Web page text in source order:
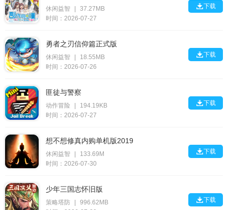
休闲益智
37.27MB
时间：2026-07-27
下载
勇者之刃信仰篇正式版
休闲益智
18.55MB
时间：2026-07-26
下载
匪徒与警察
动作冒险
194.19KB
时间：2026-07-27
下载
想不想修真内购单机版2019
休闲益智
133.69M
时间：2026-07-30
下载
少年三国志怀旧版
策略塔防
996.62MB
下载